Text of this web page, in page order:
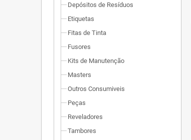
Depósitos de Resíduos
Etiquetas
Fitas de Tinta
Fusores
Kits de Manutenção
Masters
Outros Consumiveis
Peças
Reveladores
Tambores